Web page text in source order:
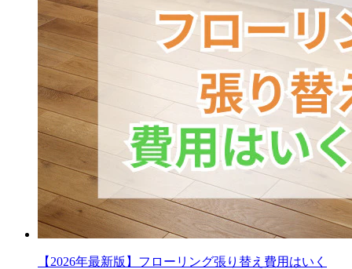
【2026年最新版】フローリング張り替え費用はいく